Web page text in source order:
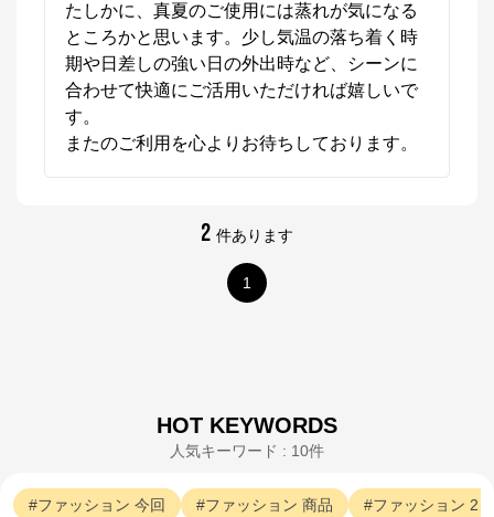
たしかに、真夏のご使用には蒸れが気になる
ところかと思います。少し気温の落ち着く時
期や日差しの強い日の外出時など、シーンに
合わせて快適にご活用いただければ嬉しいで
す。
またのご利用を心よりお待ちしております。
2 件あります
1
HOT KEYWORDS
人気キーワード : 10件
ファッション 今回 ファッション 商品 ファッション 2